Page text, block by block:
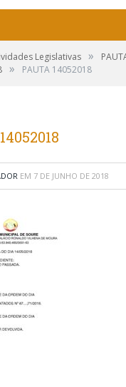
Legislativas »
» PAUTA 14052018
EM 7 DE JUNHO DE 2018